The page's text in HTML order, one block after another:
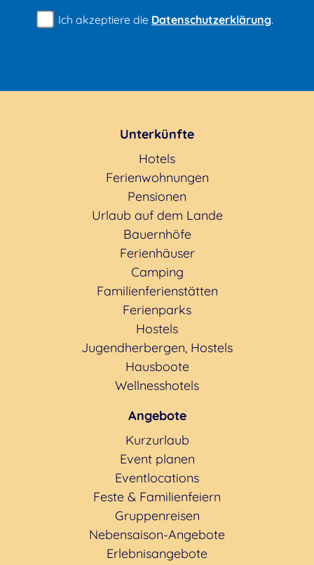
Ich akzeptiere die Datenschutzerklärung.
Unterkünfte
Hotels
Ferienwohnungen
Pensionen
Urlaub auf dem Lande
Bauernhöfe
Ferienhäuser
Camping
Familienferienstätten
Ferienparks
Hostels
Jugendherbergen, Hostels
Hausboote
Wellnesshotels
Angebote
Kurzurlaub
Event planen
Eventlocations
Feste & Familienfeiern
Gruppenreisen
Nebensaison-Angebote
Erlebnisangebote